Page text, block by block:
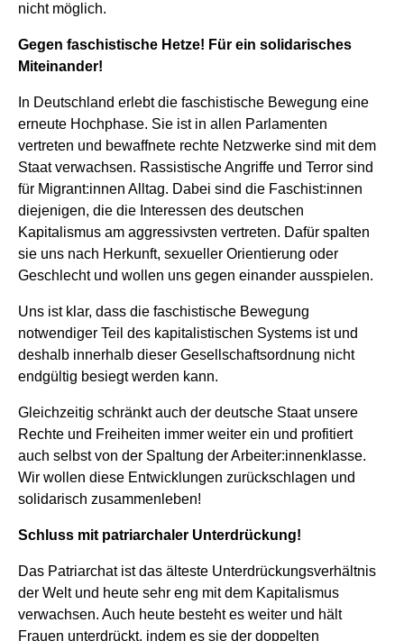
nicht möglich.
Gegen faschistische Hetze! Für ein solidarisches
Miteinander!
In Deutschland erlebt die faschistische Bewegung eine
erneute Hochphase. Sie ist in allen Parlamenten
vertreten und bewaffnete rechte Netzwerke sind mit dem
Staat verwachsen. Rassistische Angriffe und Terror sind
für Migrant:innen Alltag. Dabei sind die Faschist:innen
diejenigen, die die Interessen des deutschen
Kapitalismus am aggressivsten vertreten. Dafür spalten
sie uns nach Herkunft, sexueller Orientierung oder
Geschlecht und wollen uns gegen einander ausspielen.
Uns ist klar, dass die faschistische Bewegung
notwendiger Teil des kapitalistischen Systems ist und
deshalb innerhalb dieser Gesellschaftsordnung nicht
endgültig besiegt werden kann.
Gleichzeitig schränkt auch der deutsche Staat unsere
Rechte und Freiheiten immer weiter ein und profitiert
auch selbst von der Spaltung der Arbeiter:innenklasse.
Wir wollen diese Entwicklungen zurückschlagen und
solidarisch zusammenleben!
Schluss mit patriarchaler Unterdrückung!
Das Patriarchat ist das älteste Unterdrückungsverhältnis
der Welt und heute sehr eng mit dem Kapitalismus
verwachsen. Auch heute besteht es weiter und hält
Frauen unterdrückt, indem es sie der doppelten